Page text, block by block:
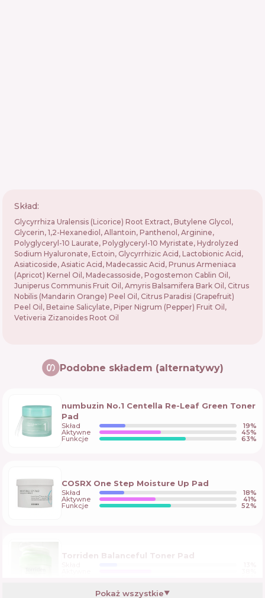
Skład:
Glycyrrhiza Uralensis (Licorice) Root Extract, Butylene Glycol,
Glycerin, 1,2-Hexanediol, Allantoin, Panthenol, Arginine,
Polyglyceryl-10 Laurate, Polyglyceryl-10 Myristate, Hydrolyzed
Sodium Hyaluronate, Ectoin, Glycyrrhizic Acid, Lactobionic Acid,
Asiaticoside, Asiatic Acid, Madecassic Acid, Prunus Armeniaca
(Apricot) Kernel Oil, Madecassoside, Pogostemon Cablin Oil,
Juniperus Communis Fruit Oil, Amyris Balsamifera Bark Oil, Citrus
Nobilis (Mandarin Orange) Peel Oil, Citrus Paradisi (Grapefruit)
Peel Oil, Betaine Salicylate, Piper Nigrum (Pepper) Fruit Oil,
Vetiveria Zizanoides Root Oil
Podobne składem (alternatywy)
numbuzin No.1 Centella Re-Leaf Green Toner
Pad
Skład 19%
Aktywne 45%
Funkcje 63%
COSRX One Step Moisture Up Pad
Skład 18%
Aktywne 41%
Funkcje 52%
Torriden Balanceful Toner Pad
Pokaż wszystkie▼